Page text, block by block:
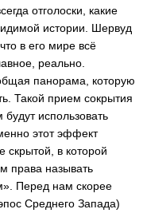
отголоски, какие
истории. Шервуд
в его мире всё
реально.
панорама, которую
Такой прием сокрытия
использовать
этот эффект
скрытой, в которой
права называть
Перед нам скорее
Среднего Запада)